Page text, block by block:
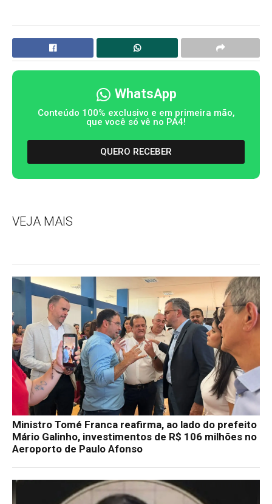
WhatsApp
Conteúdo 100% exclusivo e em primeira mão,
que você só vê no PA4!
QUERO RECEBER
VEJA MAIS
Ministro Tomé Franca reafirma, ao lado do prefeito
Mário Galinho, investimentos de R$ 106 milhões no
Aeroporto de Paulo Afonso